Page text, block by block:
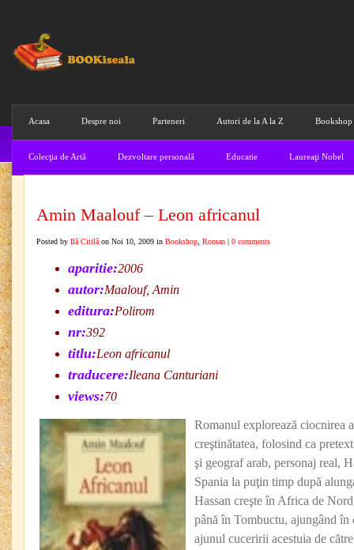
Acasa Despre noi Parteneri Autori de la A la Z Bookshop
Colecţia de Artă Dezvoltare personală Educatie Laureaţi Nobel
Amin Maalouf – Leon africanul
Posted by Ilă Citilă on Noi 10, 2009 in Bookshop Roman | 0 comments
aparitie:2006
autor:Maalouf, Amin
editura:Polirom
nr:392
titlu:Leon africanul
traducere:Ileana Canturiani
views:70
Romanul explorează ciocnirea
creştinătatea, folosind ca
şi geograf arab, personaj real,
Spania la puţin timp după
Hassan creşte în Africa de
până în Tombuctu, ajungând
ajunul cuceririi acestuia de